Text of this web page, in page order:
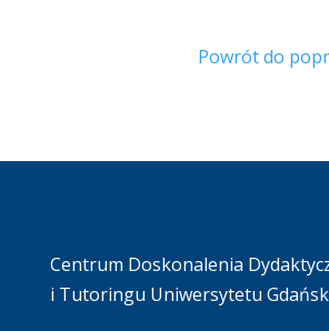
Powrót do
Centrum Doskonalenia
i Tutoringu Uniwersytetu